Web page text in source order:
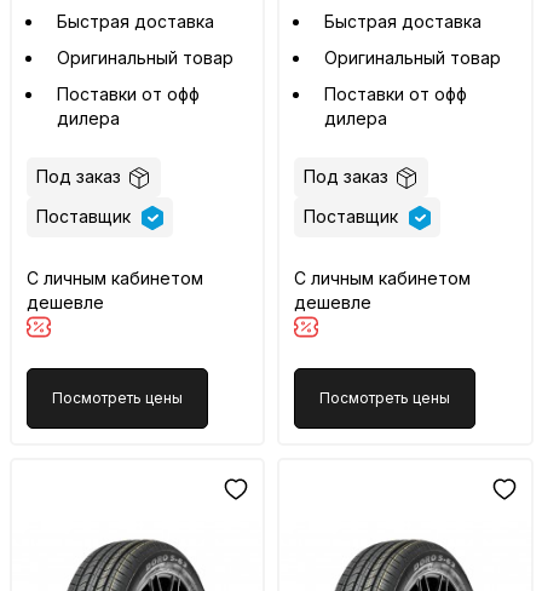
Быстрая доставка
Оригинальный товар
Поставки от офф
дилера
Под заказ
Поставщик
С личным кабинетом
дешевле
Посмотреть цены
Быстрая доставка
Оригинальный товар
Поставки от офф
дилера
Под заказ
Поставщик
С личным кабинетом
дешевле
Посмотреть цены